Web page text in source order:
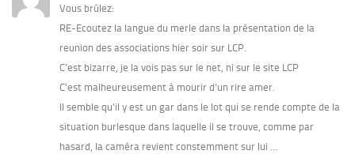
Vous brûlez:
RE-Ecoutez la langue du merle dans la présentation de la
reunion des associations hier soir sur LCP.
C’est bizarre, je la vois pas sur le net, ni sur le site LCP
C’est malheureusement à mourir d’un rire amer.
Il semble qu’il y est un gar dans le lot qui se rende compte de la
situation burlesque dans laquelle il se trouve, comme par
hasard, la caméra revient constemment sur lui …